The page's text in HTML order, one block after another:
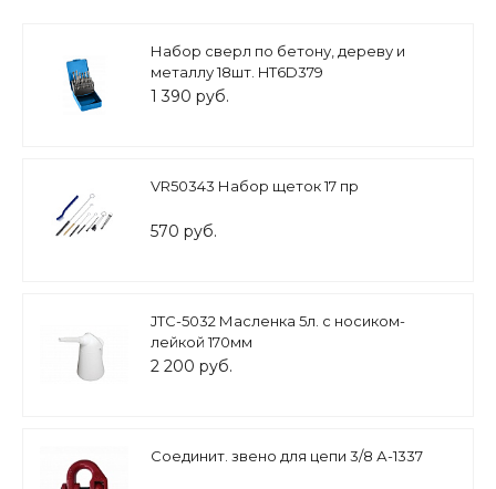
Набор сверл по бетону, дереву и
металлу 18шт. HT6D379
1 390 руб.
VR50343 Набор щеток 17 пр
570 руб.
JTC-5032 Масленка 5л. с носиком-
лейкой 170мм
2 200 руб.
Соединит. звено для цепи 3/8 А-1337